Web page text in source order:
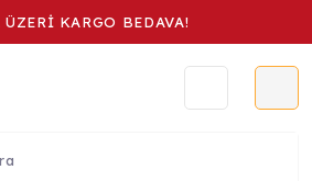
ÜZERİ KARGO BEDAVA!